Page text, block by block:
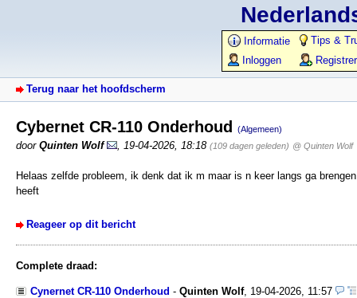
Informatie
Tips &
Inloggen
Terug naar het hoofdscherm
Cybernet CR-110 Onderhoud (Algemeen)
door Quinten Wolf 19-04-2026, 18:18 (109 dagen geleden) @ Quinten Wolf
Helaas zelfde probleem, ik denk dat ik m maar is n keer langs ga
heeft
Reageer op dit bericht
Complete draad:
Cynernet CR-110 Onderhoud - Quinten Wolf, 19-04-2026, 11:57